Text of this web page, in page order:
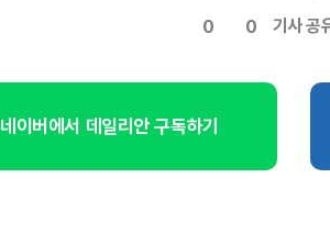
0 0 기사 공
네이버에서 데일리안 구독하기